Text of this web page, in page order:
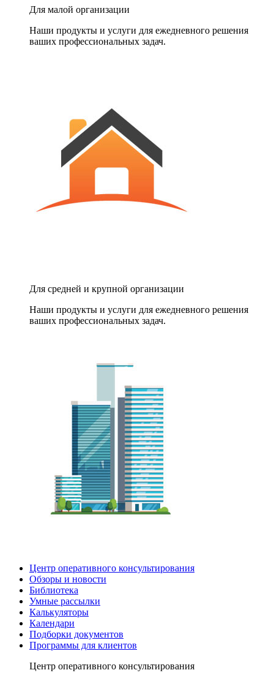
Для малой организации
Наши продукты и услуги для ежедневного решения
ваших профессиональных задач.
Для средней и крупной организации
Наши продукты и услуги для ежедневного решения
ваших профессиональных задач.
Центр оперативного консультирования
Обзоры и новости
Библиотека
Умные рассылки
Калькуляторы
Календари
Подборки документов
Программы для клиентов
Центр оперативного консультирования